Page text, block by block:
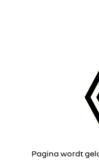
Pagina wordt